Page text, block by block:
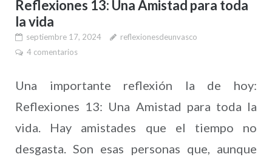
Reflexiones 13: Una Amistad para toda
la vida
septiembre 17, 2024
reflexionesdeunvasco
4 comentarios
Una importante reflexión la de hoy:
Reflexiones 13: Una Amistad para toda la
vida. Hay amistades que el tiempo no
desgasta. Son esas personas que, aunque